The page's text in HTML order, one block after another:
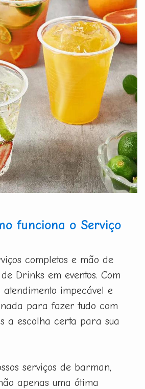
funciona o Serviço
completos e mão de
Drinks em eventos. Com
impecável e
para fazer tudo com
a escolha certa para sua
serviços de barman,
apenas uma ótima